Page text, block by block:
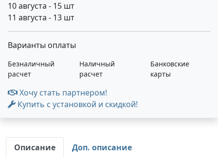
10 августа - 15 шт
11 августа - 13 шт
Варианты оплаты
Безналичный
расчет
Наличный
расчет
Банковские
карты
Хочу стать партнером!
Купить с установкой и скидкой!
Описание
Доп. описание